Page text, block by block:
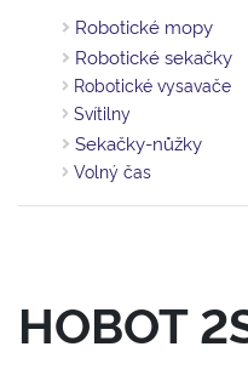
Robotické mopy
Robotické sekačky
Robotické vysavače
Svítilny
Sekačky-nůžky
Volný čas
HOBOT